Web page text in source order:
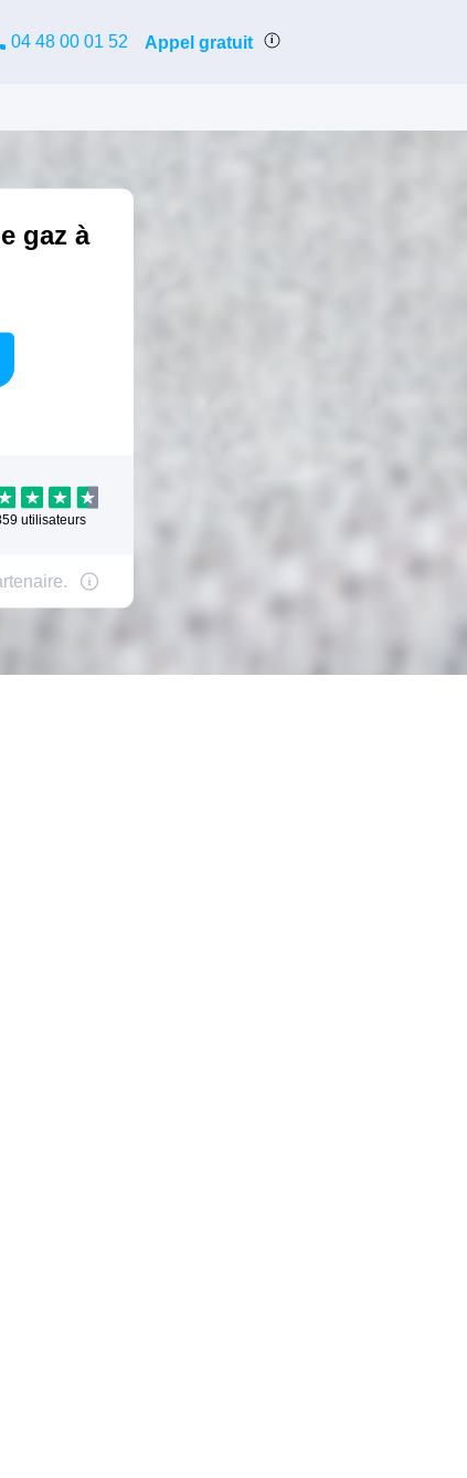
04 48 00 01 52 Appel gratuit